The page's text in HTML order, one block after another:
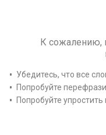
К сожалению,
Убедитесь, что все
Попробуйте
Попробуйте